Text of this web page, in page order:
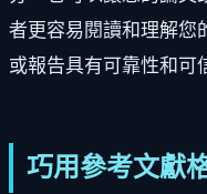
者更容易閱讀和理解您
或報告具有可靠性和可
巧用參考文獻